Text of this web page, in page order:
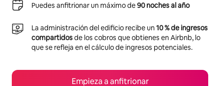
Puedes anfitrionar un máximo de90 noches al año
La administración del edificio recibe un10 % de ingresos
compartidosde los cobros que obtienes en Airbnb, lo
que se refleja en el cálculo de ingresos potenciales.
Empieza a anfitrionar